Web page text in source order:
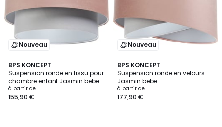
Nouveau
BPS KONCEPT
Suspension ronde en tissu pour
chambre enfant Jasmin bebe
à partir de
155,90 €
Nouveau
BPS KONCEPT
Suspension ronde en velours
Jasmin bebe
à partir de
177,90 €